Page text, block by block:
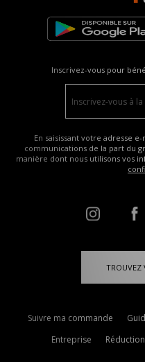
Inscrivez-vous pour
En saisissant votre adresse
communications de la part du
manière dont nous utilisons vos
TROUVEZ
Suivre ma commande
Entreprise